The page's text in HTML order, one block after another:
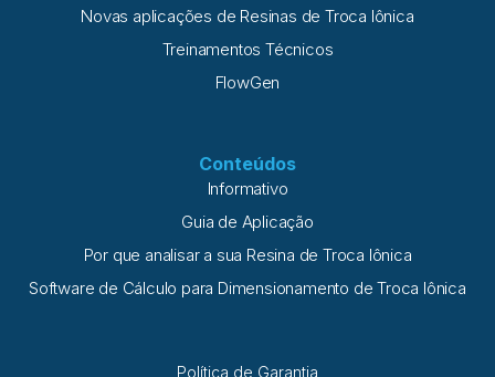
Novas aplicações de Resinas de Troca Iônica
Treinamentos Técnicos
FlowGen
Conteúdos
Informativo
Guia de Aplicação
Por que analisar a sua Resina de Troca Iônica
Software de Cálculo para Dimensionamento de Troca Iônica
Política de Garantia